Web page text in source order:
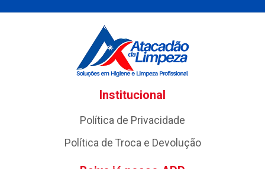
Institucional
Política de Privacidade
Política de Troca e Devolução